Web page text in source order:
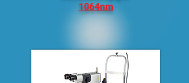
1064nm